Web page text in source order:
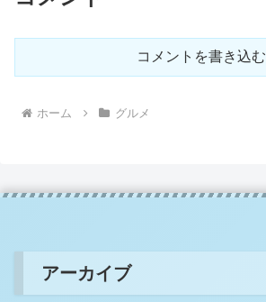
コメントを書き込む
ホーム グルメ
アーカイブ